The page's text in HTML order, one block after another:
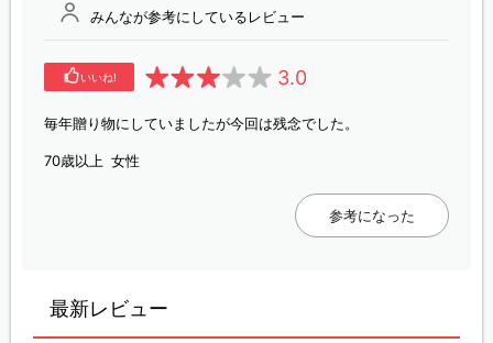
みんなが参考にしているレビュー
いいね! 3.0
毎年贈り物にしていましたが今回は残念でした。
70歳以上 女性
参考になった
最新レビュー